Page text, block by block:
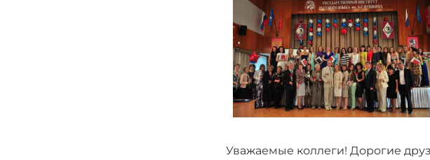
Уважаемые коллеги! Дорогие